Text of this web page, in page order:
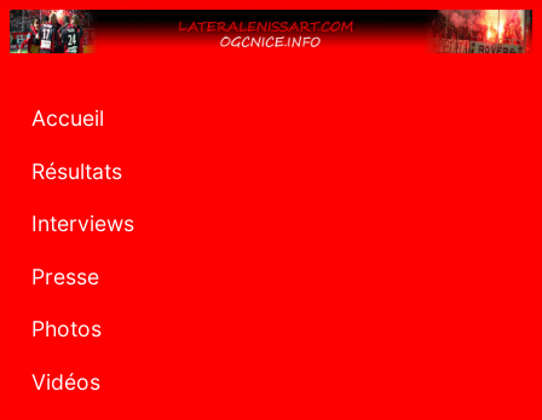
Accueil
Résultats
Interviews
Presse
Photos
Vidéos